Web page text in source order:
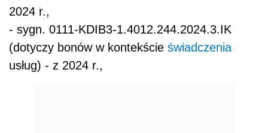
2024 r.,
- sygn. 0111-KDIB3-1.4012.244.2024.3.IK
(dotyczy bonów w kontekście świadczenia
usług) - z 2024 r.,